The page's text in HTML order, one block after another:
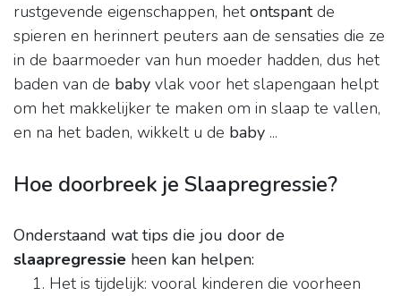
rustgevende eigenschappen, hetontspantde
spieren en herinnert peuters aan de sensaties die ze
in de baarmoeder van hun moeder hadden, dus het
baden van de baby vlak voor het slapengaan helpt
om het makkelijker te maken om in slaap te vallen,
en na het baden, wikkelt u de baby ...
Hoe doorbreek je Slaapregressie?
Onderstaand wat tips die jou door de
slaapregressie heen kan helpen:
Het is tijdelijk: vooral kinderen die voorheen